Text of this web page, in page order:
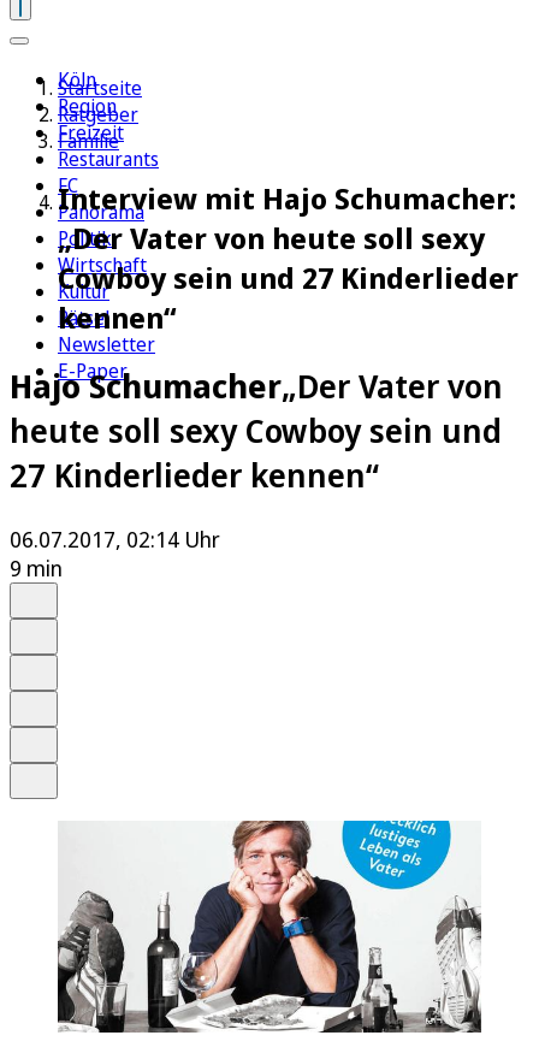
Köln
Region
Freizeit
Restaurants
FC
Panorama
Politik
Wirtschaft
Kultur
Rätsel
Newsletter
E-Paper
Startseite
Ratgeber
Familie
Interview mit Hajo Schumacher:
„Der Vater von heute soll sexy
Cowboy sein und 27 Kinderlieder
kennen“
Hajo Schumacher„Der Vater von
heute soll sexy Cowboy sein und
27 Kinderlieder kennen“
06.07.2017, 02:14 Uhr
9 min